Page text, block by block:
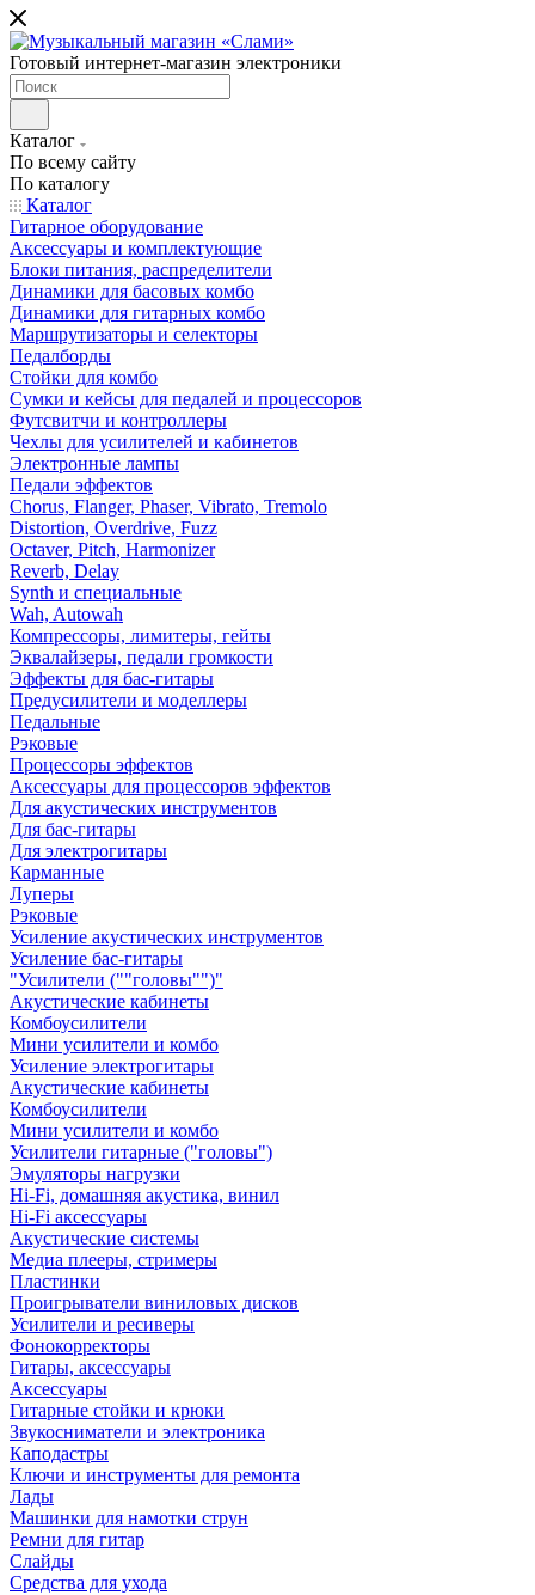
Готовый интернет-магазин электроники
Каталог
По всему сайту
По каталогу
Каталог
Гитарное оборудование
Аксессуары и комплектующие
Блоки питания, распределители
Динамики для басовых комбо
Динамики для гитарных комбо
Маршрутизаторы и селекторы
Педалборды
Стойки для комбо
Сумки и кейсы для педалей и процессоров
Футсвитчи и контроллеры
Чехлы для усилителей и кабинетов
Электронные лампы
Педали эффектов
Chorus, Flanger, Phaser, Vibrato, Tremolo
Distortion, Overdrive, Fuzz
Octaver, Pitch, Harmonizer
Reverb, Delay
Synth и специальные
Wah, Autowah
Компрессоры, лимитеры, гейты
Эквалайзеры, педали громкости
Эффекты для бас-гитары
Предусилители и моделлеры
Педальные
Рэковые
Процессоры эффектов
Аксессуары для процессоров эффектов
Для акустических инструментов
Для бас-гитары
Для электрогитары
Карманные
Луперы
Рэковые
Усиление акустических инструментов
Усиление бас-гитары
"Усилители (""головы"")"
Акустические кабинеты
Комбоусилители
Мини усилители и комбо
Усиление электрогитары
Акустические кабинеты
Комбоусилители
Мини усилители и комбо
Усилители гитарные ("головы")
Эмуляторы нагрузки
Hi-Fi, домашняя акустика, винил
Hi-Fi аксессуары
Акустические системы
Медиа плееры, стримеры
Пластинки
Проигрыватели виниловых дисков
Усилители и ресиверы
Фонокорректоры
Гитары, аксессуары
Аксессуары
Гитарные стойки и крюки
Звукосниматели и электроника
Каподастры
Ключи и инструменты для ремонта
Лады
Машинки для намотки струн
Ремни для гитар
Слайды
Средства для ухода